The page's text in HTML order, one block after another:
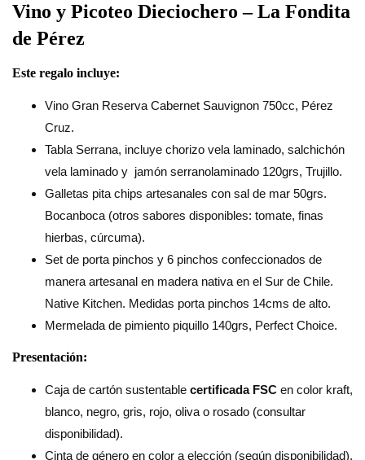
Vino y Picoteo Dieciochero – La Fondita
de Pérez
Este regalo incluye:
Vino Gran Reserva Cabernet Sauvignon 750cc, Pérez
Cruz.
Tabla Serrana, incluye chorizo vela laminado, salchichón
vela laminado y jamón serranolaminado 120grs, Trujillo.
Galletas pita chips artesanales con sal de mar 50grs.
Bocanboca (otros sabores disponibles: tomate, finas
hierbas, cúrcuma).
Set de porta pinchos y 6 pinchos confeccionados de
manera artesanal en madera nativa en el Sur de Chile.
Native Kitchen. Medidas porta pinchos 14cms de alto.
Mermelada de pimiento piquillo 140grs, Perfect Choice.
Presentación:
Caja de cartón sustentable certificada FSC en color kraft,
blanco, negro, gris, rojo, oliva o rosado (consultar
disponibilidad).
Cinta de género en color a elección (según disponibilidad).